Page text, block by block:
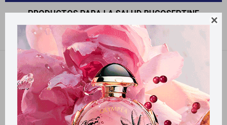

PRODUCTOS PARA LA SALUD BUCOSEPTINE
Filtrando por: Bucoseptine